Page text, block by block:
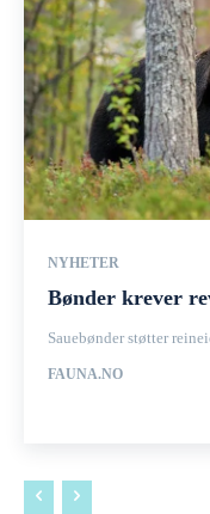
NYHETER
Bønder krever
Sauebønder støtter
FAUNA.NO